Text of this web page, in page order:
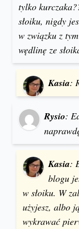
tylko
słoiku, nigdy
w związku z
wędlinę ze
Kasia:
Rysio:
Kasia:
blogu
w słoiku. W
użyjesz, albo
wykrawać